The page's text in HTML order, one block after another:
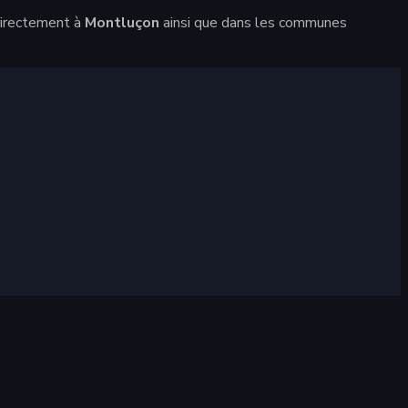
à Montluçon ainsi que dans les communes